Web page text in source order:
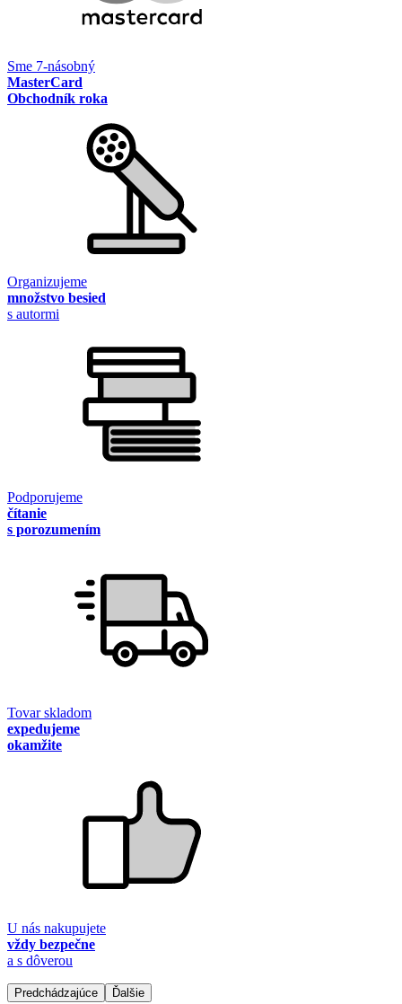
Sme 7-násobný
MasterCard
Obchodník roka
Organizujeme
množstvo besied
s autormi
Podporujeme
čítanie
s porozumením
Tovar skladom
expedujeme
okamžite
U nás nakupujete
vždy bezpečne
a s dôverou
Predchádzajúce Ďalšie